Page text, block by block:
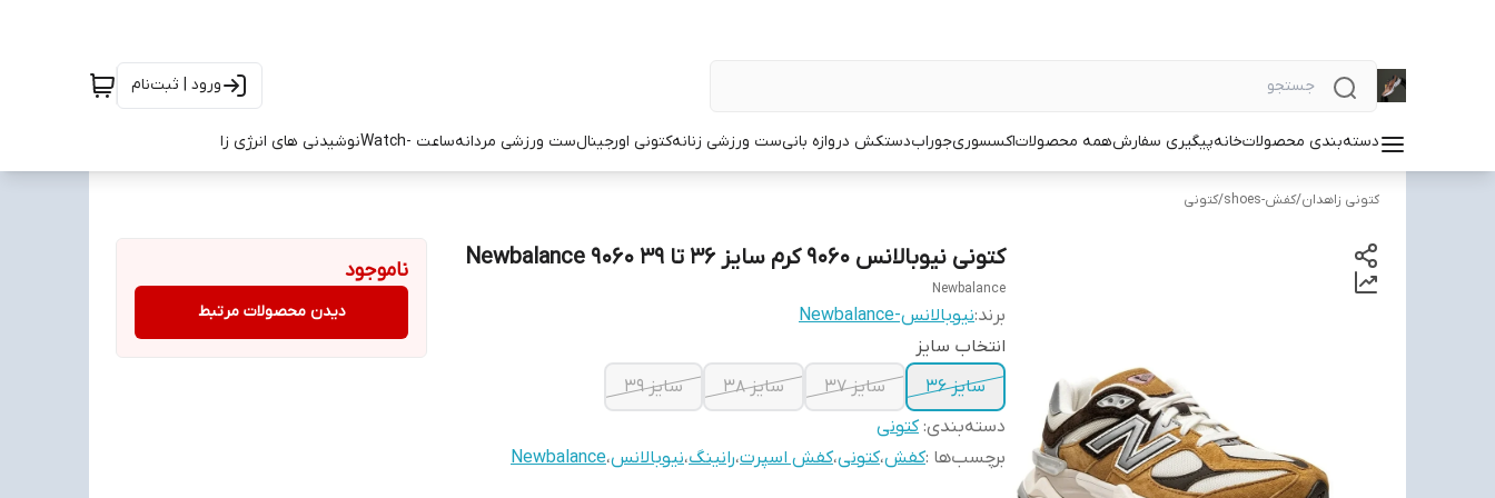
ورود | ثبت‌نام
دسته‌بندی محصولاتخانهپیگیری سفارشهمه محصولاتاکسسوریجورابدستکش دروازه بانیست ورزشی زنانهکتونی اورجینالست ورزشی مردانهساعت -Watch نوشیدنی های انرژی زا
کتونی زاهدان/کفش-shoes /کتونی
کتونی نیوبالانس 9060 کرم سایز ۳۶ تا ۳۹ Newbalance 9060
Newbalance
برند:نیوبالانس-Newbalance
انتخاب سایز
سایز ۳۶
سایز ۳۷ سایز ۳۸
سایز ۳۹
دسته‌بندی:کتونی
برچسب‌ها :کفش،کتونی،کفش اسپرت،رانینگ،نیوبالانس،Newbalance
ناموجود
دیدن محصولات مرتبط